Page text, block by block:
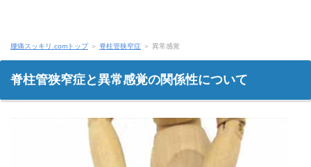
腰痛スッキリ.comトップ＞ 脊柱管狭窄症 ＞ 異常感覚
脊柱管狭窄症と異常感覚の関係性について